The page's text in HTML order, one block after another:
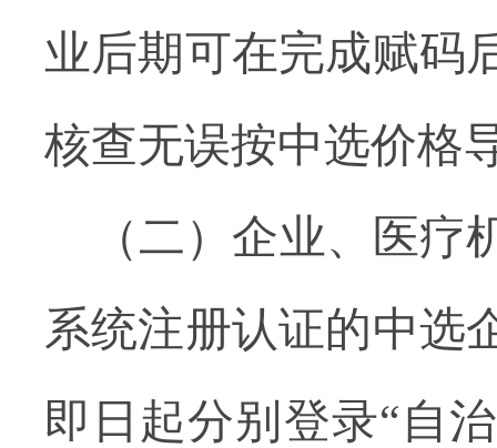
业后期可在完成赋码
核查无误按中选价格
（二）企业、医疗
系统注册认证的中选
即日起分别登录“自